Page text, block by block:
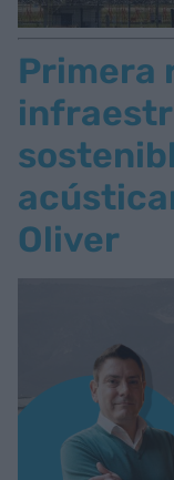
Primera
Oliver